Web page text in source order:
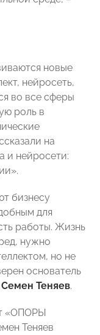
новые
нейросеть,
во все сферы
роль в
на
и нейросети:
бизнесу
для
работы. Жизнь
нужно
но не
основатель
Семен Теняев.
«ОПОРЫ
Теняев